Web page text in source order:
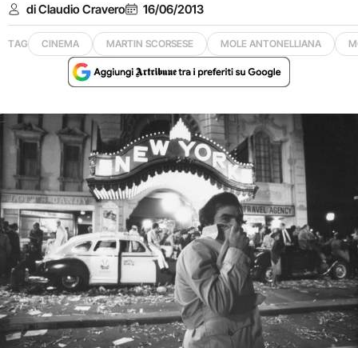
di Claudio Cravero 16/06/2013
TAG CINEMA MARTIN SCORSESE MOLE ANTONELLIANA